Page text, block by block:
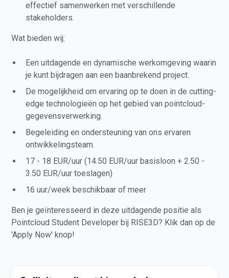
effectief samenwerken met verschillende
stakeholders.
Wat bieden wij:
Een uitdagende en dynamische werkomgeving waarin
je kunt bijdragen aan een baanbrekend project.
De mogelijkheid om ervaring op te doen in de cutting-
edge technologieën op het gebied van pointcloud-
gegevensverwerking.
Begeleiding en ondersteuning van ons ervaren
ontwikkelingsteam.
17 - 18 EUR/uur (14.50 EUR/uur basisloon + 2.50 -
3.50 EUR/uur toeslagen)
16 uur/week beschikbaar of meer
Ben je geïnteresseerd in deze uitdagende positie als
Pointcloud Student Developer bij RISE3D? Klik dan op de
'Apply Now' knop!